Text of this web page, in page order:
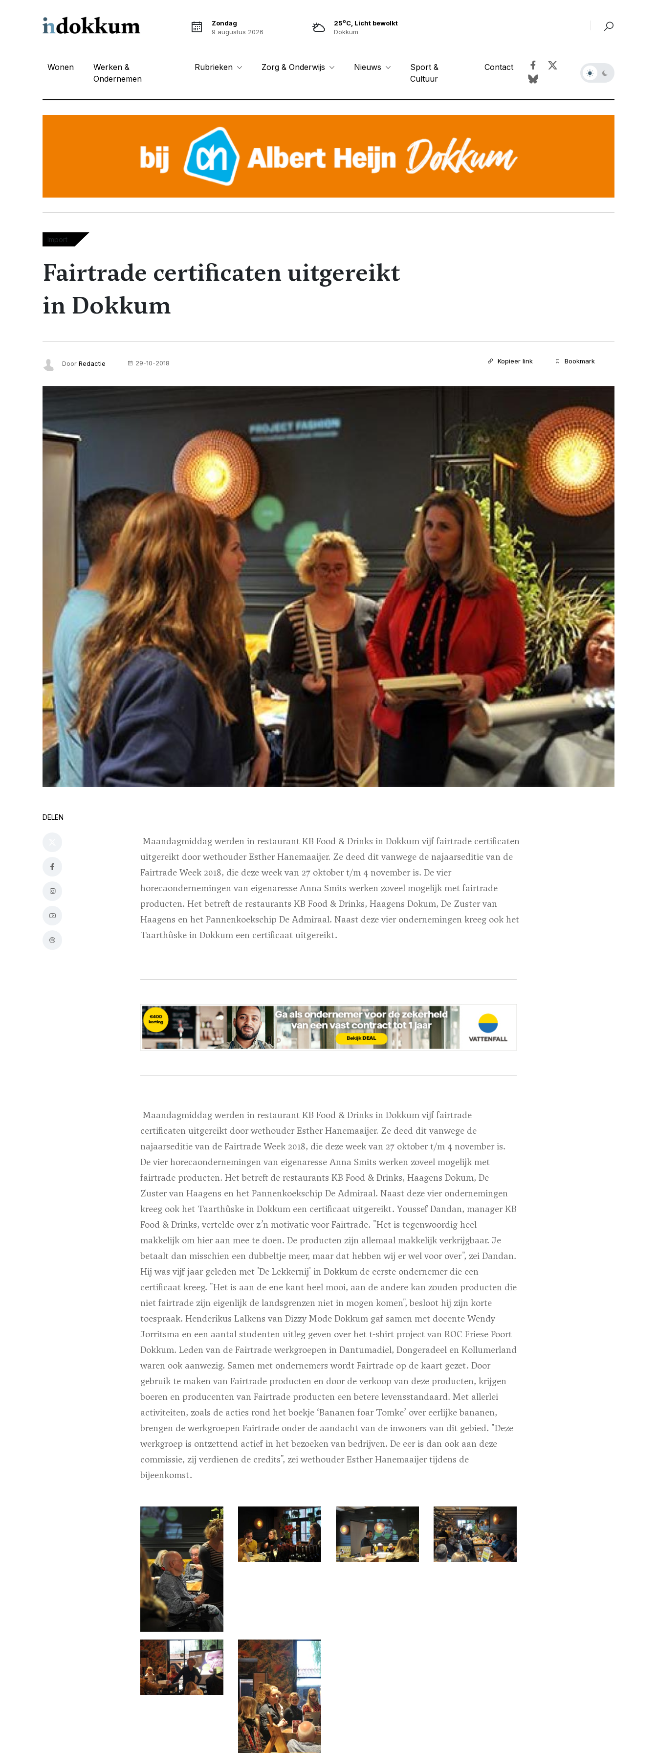
Zondag
9 augustus 2026
25oC, Licht bewolkt
Dokkum
Wonen
Werken &
Ondernemen
Rubrieken Zorg & Onderwijs Nieuws
Sport &
Cultuur
Contact
Import
Fairtrade certificaten uitgereikt
in Dokkum
Door Redactie 29-10-2018 Kopieer link Bookmark
DELEN
Maandagmiddag werden in restaurant KB Food & Drinks in Dokkum vijf fairtrade certificaten
uitgereikt door wethouder Esther Hanemaaijer. Ze deed dit vanwege de najaarseditie van de
Fairtrade Week 2018, die deze week van 27 oktober t/m 4 november is. De vier
horecaondernemingen van eigenaresse Anna Smits werken zoveel mogelijk met fairtrade
producten. Het betreft de restaurants KB Food & Drinks, Haagens Dokum, De Zuster van
Haagens en het Pannenkoekschip De Admiraal. Naast deze vier ondernemingen kreeg ook het
Taarthûske in Dokkum een certificaat uitgereikt.
Maandagmiddag werden in restaurant KB Food & Drinks in Dokkum vijf fairtrade
certificaten uitgereikt door wethouder Esther Hanemaaijer. Ze deed dit vanwege de
najaarseditie van de Fairtrade Week 2018, die deze week van 27 oktober t/m 4 november is.
De vier horecaondernemingen van eigenaresse Anna Smits werken zoveel mogelijk met
fairtrade producten. Het betreft de restaurants KB Food & Drinks, Haagens Dokum, De
Zuster van Haagens en het Pannenkoekschip De Admiraal. Naast deze vier ondernemingen
kreeg ook het Taarthûske in Dokkum een certificaat uitgereikt. Youssef Dandan, manager KB
Food & Drinks, vertelde over z’n motivatie voor Fairtrade. "Het is tegenwoordig heel
makkelijk om hier aan mee te doen. De producten zijn allemaal makkelijk verkrijgbaar. Je
betaalt dan misschien een dubbeltje meer, maar dat hebben wij er wel voor over", zei Dandan.
Hij was vijf jaar geleden met 'De Lekkernij' in Dokkum de eerste ondernemer die een
certificaat kreeg. "Het is aan de ene kant heel mooi, aan de andere kan zouden producten die
niet fairtrade zijn eigenlijk de landsgrenzen niet in mogen komen", besloot hij zijn korte
toespraak. Henderikus Lalkens van Dizzy Mode Dokkum gaf samen met docente Wendy
Jorritsma en een aantal studenten uitleg geven over het t-shirt project van ROC Friese Poort
Dokkum. Leden van de Fairtrade werkgroepen in Dantumadiel, Dongeradeel en Kollumerland
waren ook aanwezig. Samen met ondernemers wordt Fairtrade op de kaart gezet. Door
gebruik te maken van Fairtrade producten en door de verkoop van deze producten, krijgen
boeren en producenten van Fairtrade producten een betere levensstandaard. Met allerlei
activiteiten, zoals de acties rond het boekje ‘Bananen foar Tomke’ over eerlijke bananen,
brengen de werkgroepen Fairtrade onder de aandacht van de inwoners van dit gebied. "Deze
werkgroep is ontzettend actief in het bezoeken van bedrijven. De eer is dan ook aan deze
commissie, zij verdienen de credits", zei wethouder Esther Hanemaaijer tijdens de
bijeenkomst.